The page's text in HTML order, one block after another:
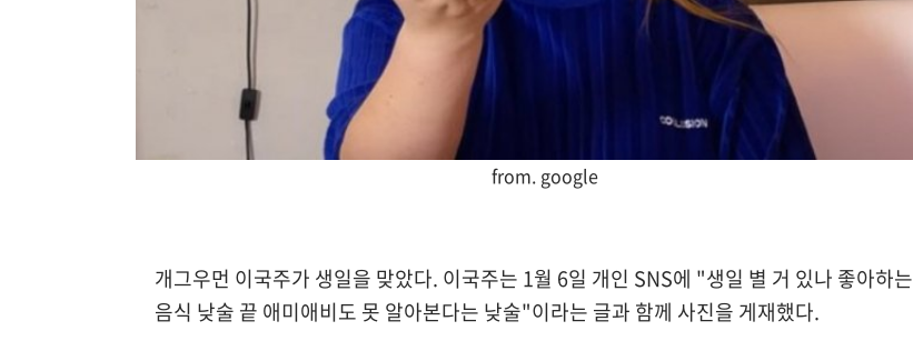
from. google
개그우먼 이국주가 생일을 맞았다. 이국주는 1월 6일 개인 SNS에 "생일 별 거 있나 좋아하는
음식 낮술 끝 애미애비도 못 알아본다는 낮술"이라는 글과 함께 사진을 게재했다.